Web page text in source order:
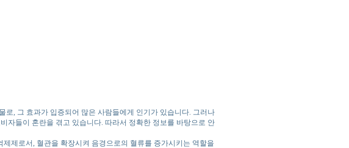
, 그 효과가 입증되어 많은 사람들에게 인기가 있습니다. 그러나
자들이 혼란을 겪고 있습니다. 따라서 정확한 정보를 바탕으로 안
제로서, 혈관을 확장시켜 음경으로의 혈류를 증가시키는 역할을